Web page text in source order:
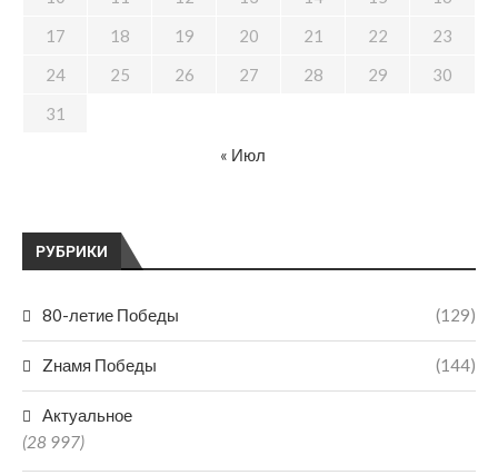
РУБРИКИ
80-летие Победы (129)
Zнамя Победы (144)
Актуальное
(28 997)
17
18 19 20 21 22
23
24
25 26 27 28 29
30
31
« Июл